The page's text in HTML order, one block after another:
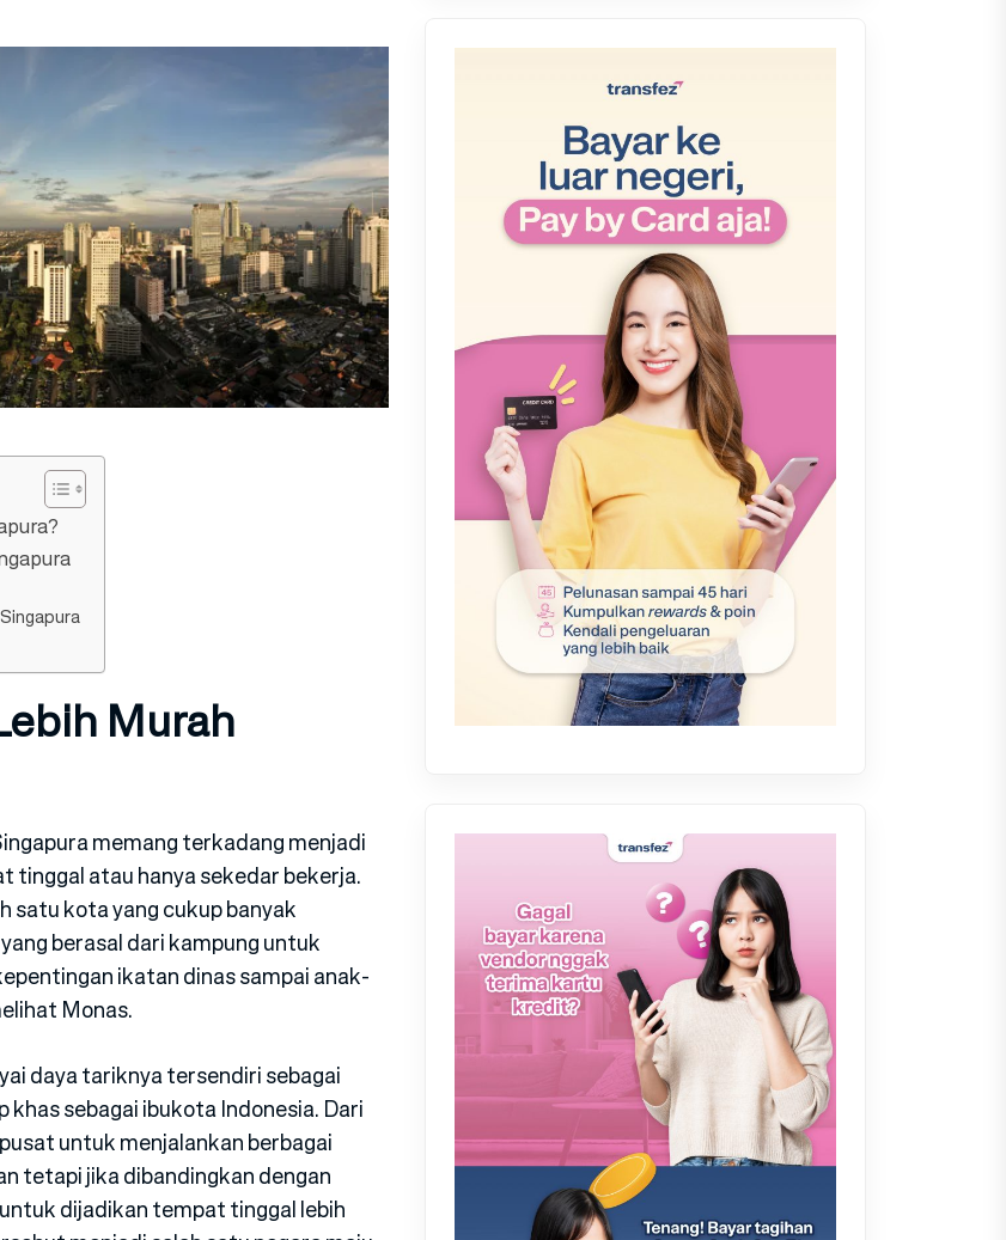
Murah
memang terkadang menjadi
atau hanya sekedar bekerja.
satu kota yang cukup banyak
berasal dari kampung untuk
ikatan dinas sampai anak-
Monas.
daya tariknya tersendiri sebagai
sebagai ibukota Indonesia. Dari
untuk menjalankan berbagai
tetapi jika dibandingkan dengan
dijadikan tempat tinggal lebih